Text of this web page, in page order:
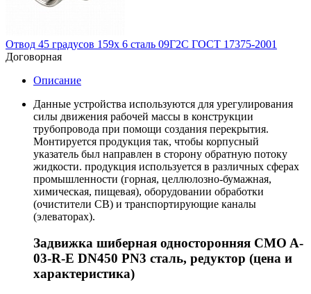
Отвод 45 градусов 159х 6 сталь 09Г2С ГОСТ 17375-2001
Договорная
Описание
Данные устройства используются для урегулирования
силы движения рабочей массы в конструкции
трубопровода при помощи создания перекрытия.
Монтируется продукция так, чтобы корпусный
указатель был направлен в сторону обратную потоку
жидкости. продукция используется в различных сферах
промышленности (горная, целлюлозно-бумажная,
химическая, пищевая), оборудовании обработки
(очистители СВ) и транспортирующие каналы
(элеваторах).
Задвижка шиберная односторонняя CMO A-
03-R-E DN450 PN3 сталь, редуктор (цена и
характеристика)